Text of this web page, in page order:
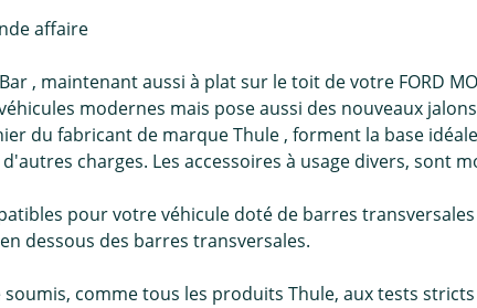
affaire
, maintenant aussi à plat sur le toit de votre FORD
modernes mais pose aussi des nouveaux
du fabricant de marque Thule , forment la base
charges. Les accessoires à usage divers, sont
pour votre véhicule doté de barres
dessous des barres transversales.
soumis, comme tous les produits Thule, aux tests